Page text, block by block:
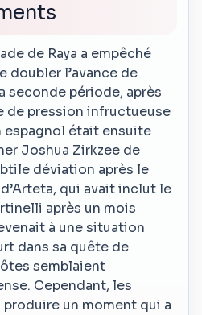
de Raya a empêché
doubler l’avance de
seconde période, après
de pression infructueuse
espagnol était ensuite
Joshua Zirkzee de
déviation après le
qui avait inclut le
après un mois
à une situation
dans sa quête de
semblaient
Cependant, les
un moment qui a